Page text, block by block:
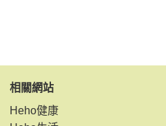
相關網站
Heho健康